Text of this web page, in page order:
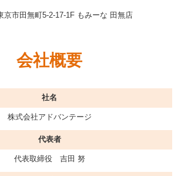
京市田無町5-2-17-1F もみーな 田無店
会社概要
社名
株式会社アドバンテージ
代表者
代表取締役 吉田 努